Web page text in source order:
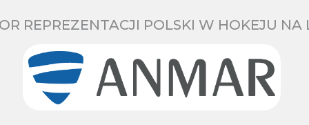
REPREZENTACJI POLSKI W HOKEJU NA